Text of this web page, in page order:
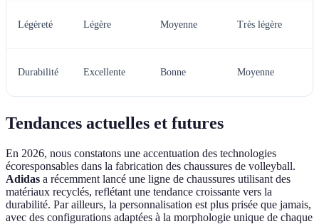
Légèreté Légère Moyenne Très légère
Durabilité Excellente Bonne Moyenne
Tendances actuelles et futures
En 2026, nous constatons une accentuation des technologies
écoresponsables dans la fabrication des chaussures de volleyball.
Adidas a récemment lancé une ligne de chaussures utilisant des
matériaux recyclés, reflétant une tendance croissante vers la
durabilité. Par ailleurs, la personnalisation est plus prisée que jamais,
avec des configurations adaptées à la morphologie unique de chaque